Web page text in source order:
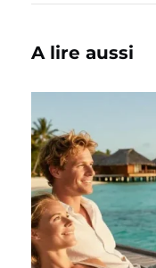
A lire aussi